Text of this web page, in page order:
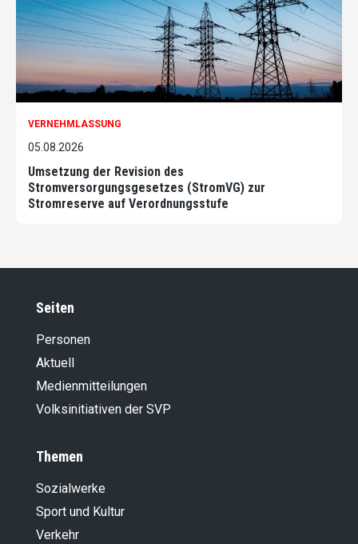
VERNEHMLASSUNG
05.08.2026
Umsetzung der Revision des
Stromversorgungsgesetzes (StromVG) zur
Stromreserve auf Verordnungsstufe
Seiten
Personen
Aktuell
Medienmitteilungen
Volksinitiativen der SVP
Themen
Sozialwerke
Sport und Kultur
Verkehr